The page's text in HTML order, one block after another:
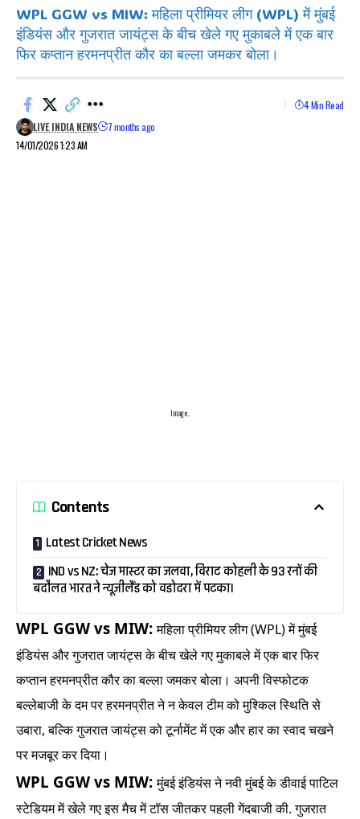
WPL GGW vs MIW: महिला प्रीमियर लीग (WPL) में मुंबई
इंडियंस और गुजरात जायंट्स के बीच खेले गए मुकाबले में एक बार
फिर कप्तान हरमनप्रीत कौर का बल्ला जमकर बोला।
14/01/2026 1:23 AM
LIVE INDIA NEWS 7 months ago
4 Min Read
Image..
Contents
Latest Cricket News
IND vs NZ: चेज मास्टर का जलवा, विराट कोहली के 93 रनों की
बदौलत भारत ने न्यूजीलैंड को वडोदरा में पटका।
WPL GGW vs MIW: महिला प्रीमियर लीग (WPL) में मुंबई
इंडियंस और गुजरात जायंट्स के बीच खेले गए मुकाबले में एक बार फिर
कप्तान हरमनप्रीत कौर का बल्ला जमकर बोला। अपनी विस्फोटक
बल्लेबाजी के दम पर हरमनप्रीत ने न केवल टीम को मुश्किल स्थिति से
उबारा, बल्कि गुजरात जायंट्स को टूर्नामेंट में एक और हार का स्वाद चखने
पर मजबूर कर दिया।
WPL GGW vs MIW:मुंबई इंडियंस ने नवी मुंबई के डीवाई पाटिल
स्टेडियम में खेले गए इस मैच में टॉस जीतकर पहली गेंदबाजी की. गुजरात